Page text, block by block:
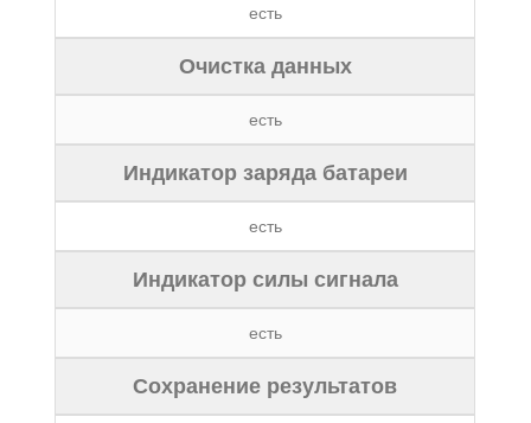
есть
Очистка данных
есть
Индикатор заряда батареи
есть
Индикатор силы сигнала
есть
Сохранение результатов